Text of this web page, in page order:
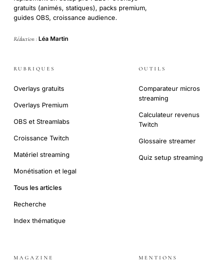
gratuits (animés, statiques), packs premium,
guides OBS, croissance audience.
Rédaction : Léa Martin
RUBRIQUES
Overlays gratuits
Overlays Premium
OBS et Streamlabs
Croissance Twitch
Matériel streaming
Monétisation et legal
Tous les articles
Recherche
Index thématique
OUTILS
Comparateur micros
streaming
Calculateur revenus
Twitch
Glossaire streamer
Quiz setup streaming
MAGAZINE MENTIONS